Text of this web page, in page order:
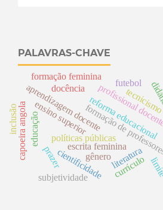
PALAVRAS-CHAVE
políticas públicas
f
o
r
m
a
ç
ã
od
e
r
o
f
e
s
s
o
r
e
p
r
o
f
is
s
io
n
a
l
o
c
e
n
aprendizagem docentereforma educacional
literatura
formação feminina
escrita feminina
ensino superior
cientificidade
subjetividade
educação
docência
currículo
capoeira angola prazer limite
gênero
futebol
inclusão